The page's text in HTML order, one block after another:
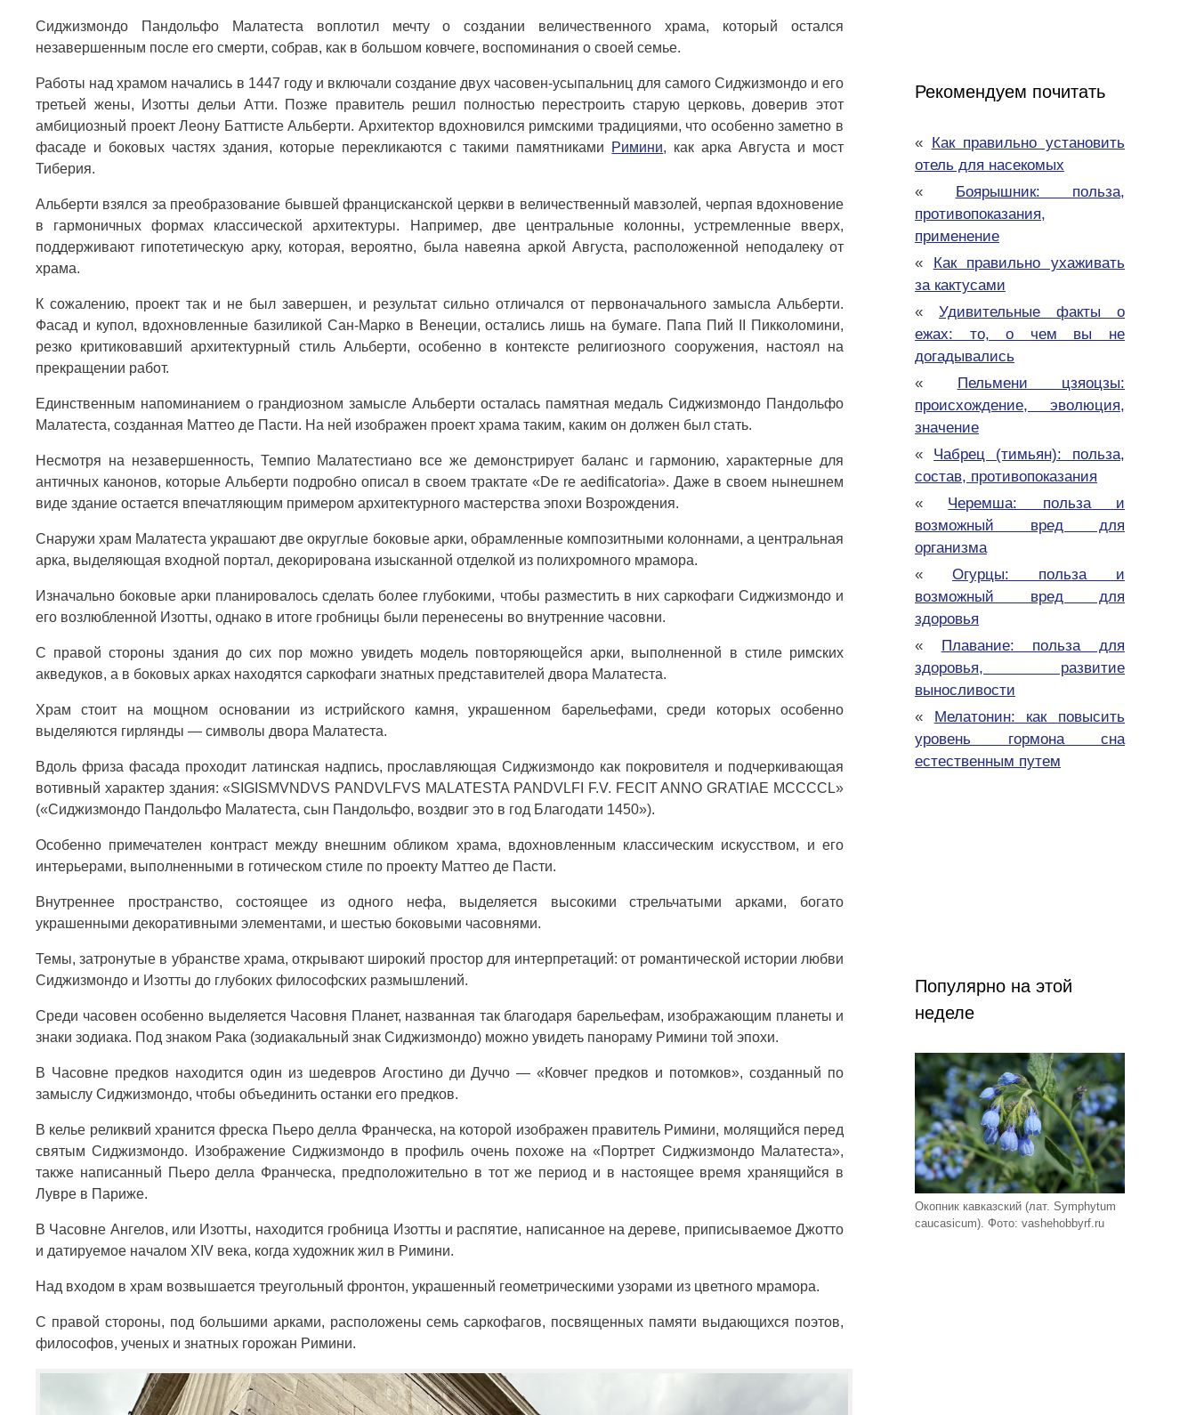
Сиджизмондо Пандольфо Малатеста воплотил мечту о создании величественного храма, который остался
незавершенным после его смерти, собрав, как в большом ковчеге, воспоминания о своей семье.
Работы над храмом начались в 1447 году и включали создание двух часовен-усыпальниц для самого Сиджизмондо и его
третьей жены, Изотты дельи Атти. Позже правитель решил полностью перестроить старую церковь, доверив этот
амбициозный проект Леону Баттисте Альберти. Архитектор вдохновился римскими традициями, что особенно заметно в
фасаде и боковых частях здания, которые перекликаются с такими памятниками Римини, как арка Августа и мост
Тиберия.
Альберти взялся за преобразование бывшей францисканской церкви в величественный мавзолей, черпая вдохновение
в гармоничных формах классической архитектуры. Например, две центральные колонны, устремленные вверх,
поддерживают гипотетическую арку, которая, вероятно, была навеяна аркой Августа, расположенной неподалеку от
храма.
К сожалению, проект так и не был завершен, и результат сильно отличался от первоначального замысла Альберти.
Фасад и купол, вдохновленные базиликой Сан-Марко в Венеции, остались лишь на бумаге. Папа Пий II Пикколомини,
резко критиковавший архитектурный стиль Альберти, особенно в контексте религиозного сооружения, настоял на
прекращении работ.
Единственным напоминанием о грандиозном замысле Альберти осталась памятная медаль Сиджизмондо Пандольфо
Малатеста, созданная Маттео де Пасти. На ней изображен проект храма таким, каким он должен был стать.
Несмотря на незавершенность, Темпио Малатестиано все же демонстрирует баланс и гармонию, характерные для
античных канонов, которые Альберти подробно описал в своем трактате «De re aedificatoria». Даже в своем нынешнем
виде здание остается впечатляющим примером архитектурного мастерства эпохи Возрождения.
Снаружи храм Малатеста украшают две округлые боковые арки, обрамленные композитными колоннами, а центральная
арка, выделяющая входной портал, декорирована изысканной отделкой из полихромного мрамора.
Изначально боковые арки планировалось сделать более глубокими, чтобы разместить в них саркофаги Сиджизмондо и
его возлюбленной Изотты, однако в итоге гробницы были перенесены во внутренние часовни.
С правой стороны здания до сих пор можно увидеть модель повторяющейся арки, выполненной в стиле римских
акведуков, а в боковых арках находятся саркофаги знатных представителей двора Малатеста.
Храм стоит на мощном основании из истрийского камня, украшенном барельефами, среди которых особенно
выделяются гирлянды — символы двора Малатеста.
Вдоль фриза фасада проходит латинская надпись, прославляющая Сиджизмондо как покровителя и подчеркивающая
вотивный характер здания: «SIGISMVNDVS PANDVLFVS MALATESTA PANDVLFI F.V. FECIT ANNO GRATIAE MCCCCL»
(«Сиджизмондо Пандольфо Малатеста, сын Пандольфо, воздвиг это в год Благодати 1450»).
Особенно примечателен контраст между внешним обликом храма, вдохновленным классическим искусством, и его
интерьерами, выполненными в готическом стиле по проекту Маттео де Пасти.
Внутреннее пространство, состоящее из одного нефа, выделяется высокими стрельчатыми арками, богато
украшенными декоративными элементами, и шестью боковыми часовнями.
Темы, затронутые в убранстве храма, открывают широкий простор для интерпретаций: от романтической истории любви
Сиджизмондо и Изотты до глубоких философских размышлений.
Среди часовен особенно выделяется Часовня Планет, названная так благодаря барельефам, изображающим планеты и
знаки зодиака. Под знаком Рака (зодиакальный знак Сиджизмондо) можно увидеть панораму Римини той эпохи.
В Часовне предков находится один из шедевров Агостино ди Дуччо — «Ковчег предков и потомков», созданный по
замыслу Сиджизмондо, чтобы объединить останки его предков.
В келье реликвий хранится фреска Пьеро делла Франческа, на которой изображен правитель Римини, молящийся перед
святым Сиджизмондо. Изображение Сиджизмондо в профиль очень похоже на «Портрет Сиджизмондо Малатеста»,
также написанный Пьеро делла Франческа, предположительно в тот же период и в настоящее время хранящийся в
Лувре в Париже.
В Часовне Ангелов, или Изотты, находится гробница Изотты и распятие, написанное на дереве, приписываемое Джотто
и датируемое началом XIV века, когда художник жил в Римини.
Над входом в храм возвышается треугольный фронтон, украшенный геометрическими узорами из цветного мрамора.
С правой стороны, под большими арками, расположены семь саркофагов, посвященных памяти выдающихся поэтов,
философов, ученых и знатных горожан Римини.
Рекомендуем почитать
«
Как правильно установить
отель для насекомых
«
Боярышник: польза,
противопоказания,
применение
«
Как правильно ухаживать
за кактусами
« Удивительные факты о
ежах: то, о чем вы не
догадывались
«
Пельмени цзяоцзы:
происхождение, эволюция,
значение
« Чабрец (тимьян): польза,
состав, противопоказания
« Черемша: польза и
возможный вред для
организма
« Огурцы: польза и
возможный вред для
здоровья
«
Плавание: польза для
здоровья, развитие
выносливости
«
Мелатонин: как повысить
уровень гормона сна
естественным путем
Популярно на этой
неделе
Окопник кавказский (лат. Symphytum
caucasicum). Фото: vashehobbyrf.ru